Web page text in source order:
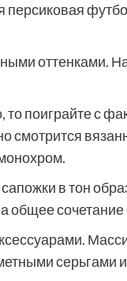
оттенками.
то поиграйте с
смотрится
в тон
общее сочетание
серьгами